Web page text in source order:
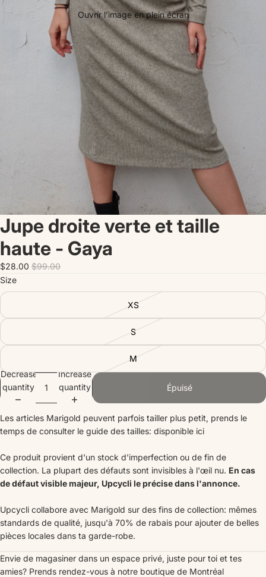
Ouvrir l’image en plein écran
Jupe droite verte et taille
haute - Gaya
$28.00 $99.00
Size
XS
S
M
Decrease
quantity
Increase
quantity
Épuisé
Les articles Marigold peuvent parfois tailler plus petit, prends le
temps de consulter le guide des tailles: disponible ici
Ce produit provient d'un stock d'imperfection ou de fin de
collection. La plupart des défauts sont invisibles à l'œil nu. En cas
de défaut visible majeur, Upcycli le précise dans l'annonce.
Upcycli collabore avec Marigold sur des fins de collection: mêmes
standards de qualité, jusqu'à 70% de rabais pour ajouter de belles
pièces locales dans ta garde-robe.
Envie de magasiner dans un espace privé, juste pour toi et tes
amies? Prends rendez-vous à notre boutique de Montréal